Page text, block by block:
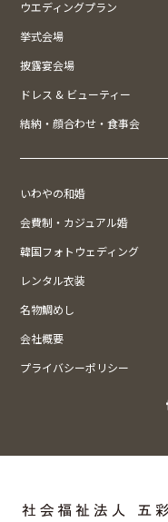
ウエディングプラン
挙式会場
披露宴会場
ドレス & ビューティー
結納・顔合わせ・食事会
いわやの和婚
会費制・カジュアル婚
韓国フォトウェディング
レンタル衣装
名物鯛めし
会社概要
プライバシーポリシー